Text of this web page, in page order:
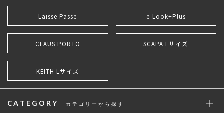
Laisse Passe e-Look+Plus
CLAUS PORTO SCAPA Lサイズ
KEITH Lサイズ
CATEGORY カテゴリーから探す